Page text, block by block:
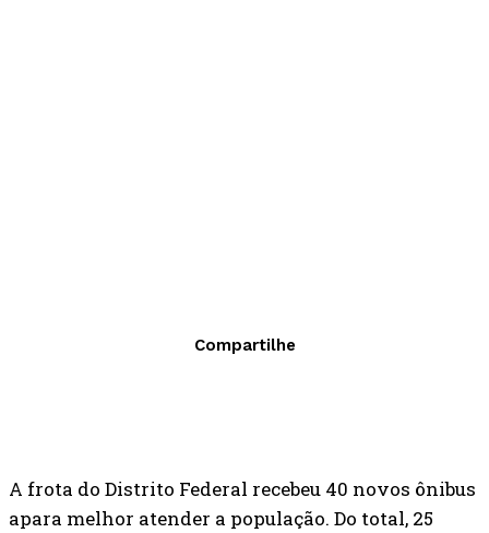
Compartilhe
A frota do Distrito Federal recebeu 40 novos ônibus
apara melhor atender a população. Do total, 25